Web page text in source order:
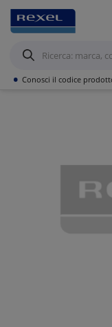
• Conosci il codice
Prodotti /Illuminazione
Lampade Led/